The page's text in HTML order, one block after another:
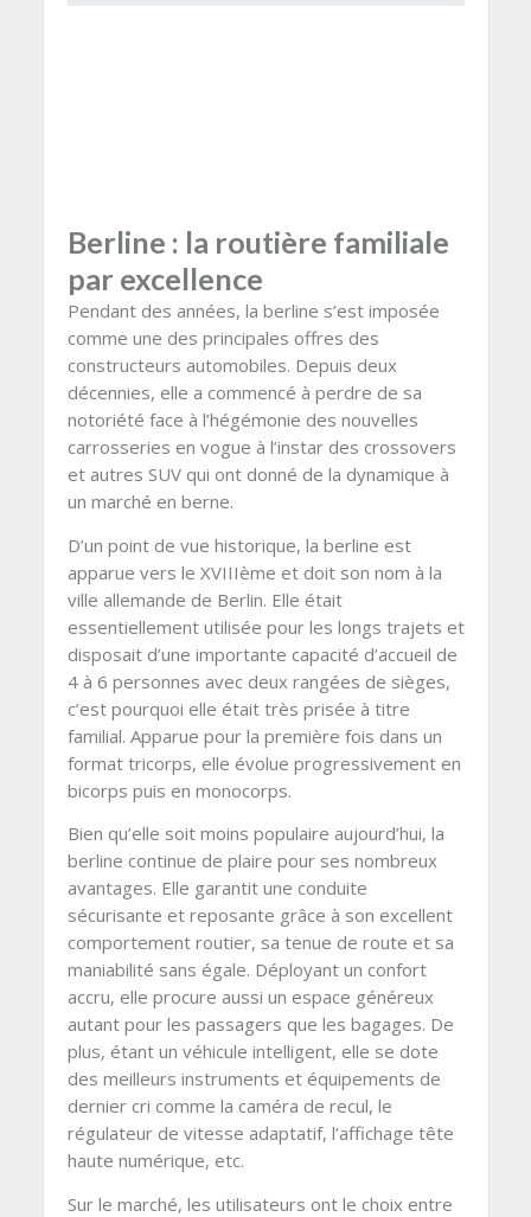
Berline : la routière familiale
par excellence
Pendant des années, la berline s’est imposée
comme une des principales offres des
constructeurs automobiles. Depuis deux
décennies, elle a commencé à perdre de sa
notoriété face à l’hégémonie des nouvelles
carrosseries en vogue à l’instar des crossovers
et autres SUV qui ont donné de la dynamique à
un marché en berne.
D’un point de vue historique, la berline est
apparue vers le XVIIIème et doit son nom à la
ville allemande de Berlin. Elle était
essentiellement utilisée pour les longs trajets et
disposait d’une importante capacité d’accueil de
4 à 6 personnes avec deux rangées de sièges,
c’est pourquoi elle était très prisée à titre
familial. Apparue pour la première fois dans un
format tricorps, elle évolue progressivement en
bicorps puis en monocorps.
Bien qu’elle soit moins populaire aujourd’hui, la
berline continue de plaire pour ses nombreux
avantages. Elle garantit une conduite
sécurisante et reposante grâce à son excellent
comportement routier, sa tenue de route et sa
maniabilité sans égale. Déployant un confort
accru, elle procure aussi un espace généreux
autant pour les passagers que les bagages. De
plus, étant un véhicule intelligent, elle se dote
des meilleurs instruments et équipements de
dernier cri comme la caméra de recul, le
régulateur de vitesse adaptatif, l’affichage tête
haute numérique, etc.
Sur le marché, les utilisateurs ont le choix entre